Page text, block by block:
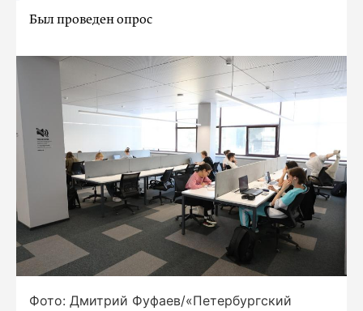
Был проведен опрос
Фото: Дмитрий Фуфаев/«Петербургский